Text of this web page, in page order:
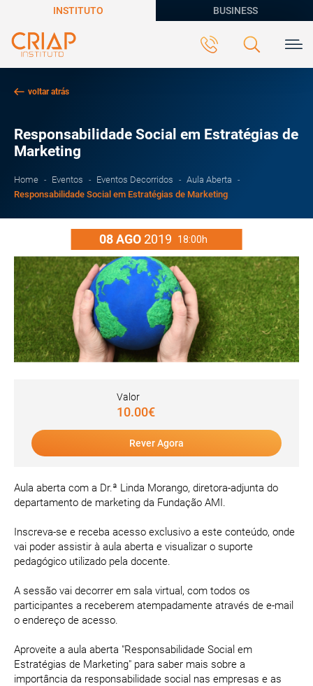
INSTITUTO BUSINESS
voltar atrás
Responsabilidade Social em Estratégias de
Marketing
Home Eventos Eventos Decorridos
Aula Aberta
Responsabilidade Social em Estratégias de Marketing
08AGO 2019 18:00h
Valor
10.00€
Rever Agora
Aula aberta com a Dr.ª Linda Morango, diretora-adjunta do
departamento de marketing da Fundação AMI.
Inscreva-se e receba acesso exclusivo a este conteúdo, onde
vai poder assistir à aula aberta e visualizar o suporte
pedagógico utilizado pela docente.
A sessão vai decorrer em sala virtual, com todos os
participantes a receberem atempadamente através de e-mail
o endereço de acesso.
Aproveite a aula aberta "Responsabilidade Social em
Estratégias de Marketing" para saber mais sobre a
importância da responsabilidade social nas empresas e as